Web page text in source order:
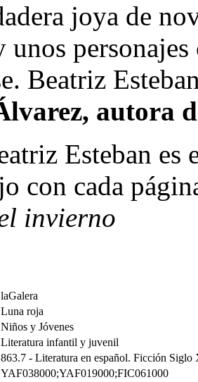
joya de
Beatriz
autora
Esteban es
con cada
invierno
laGalera
Luna roja
Niños y Jóvenes
Literatura infantil y juvenil
863.7 - Literatura en español. Ficción
YAF038000;YAF019000;FIC061000